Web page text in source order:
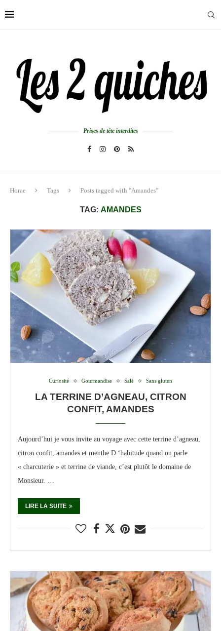
Prises de tête interdites
Home Tags Posts tagged with "Amandes"
TAG: AMANDES
Curiosité Gourmandise Salé Sans gluten
LA TERRINE D’AGNEAU, CITRON
CONFIT, AMANDES
Aujourd’hui je vous invite au voyage avec cette terrine d’agneau,
citron confit, amandes et menthe D ‘habitude quand on parle
« charcuterie » et terrine de viande, c’est plutôt le domaine de
Monsieur. …
LIRE LA SUITE